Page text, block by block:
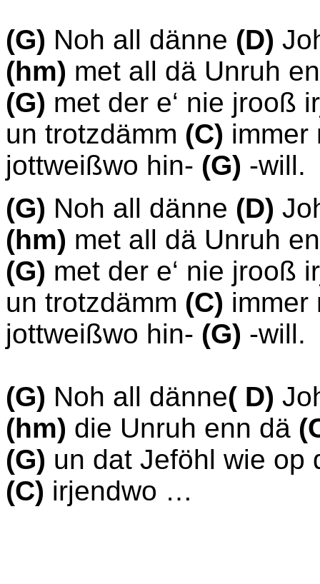
(G) Noh all dänne (D)
(hm) met all dä Unruh
(G) met der e‘ nie jrooß
un trotzdämm (C) immer
jottweißwo hin- (G) -will.
(G) Noh all dänne (D)
(hm) met all dä Unruh
(G) met der e‘ nie jrooß
un trotzdämm (C) immer
jottweißwo hin- (G) -will.
(G) Noh all dänne( D)
(hm) die Unruh enn dä
(G) un dat Jeföhl wie op
(C) irjendwo …